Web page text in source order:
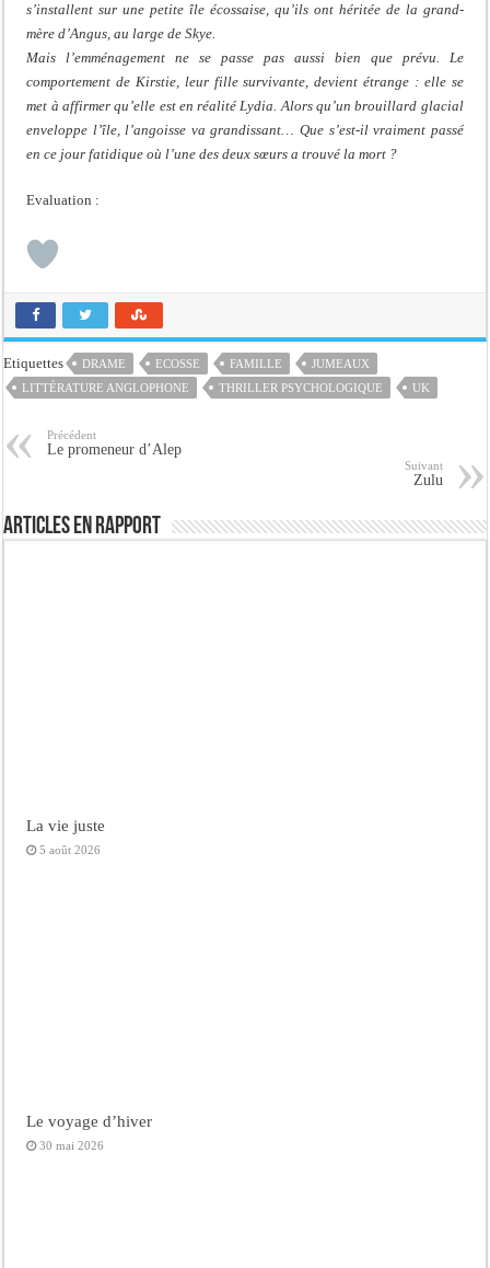
s’installent sur une petite île écossaise, qu’ils ont héritée de la grand-
mère d’Angus, au large de Skye.
Mais l’emménagement ne se passe pas aussi bien que prévu. Le
comportement de Kirstie, leur fille survivante, devient étrange : elle se
met à affirmer qu’elle est en réalité Lydia. Alors qu’un brouillard glacial
enveloppe l’île, l’angoisse va grandissant… Que s’est-il vraiment passé
en ce jour fatidique où l’une des deux sœurs a trouvé la mort ?
Evaluation :
Etiquettes DRAME ECOSSE FAMILLE
JUMEAUX
LITTÉRATURE ANGLOPHONE
THRILLER PSYCHOLOGIQUE UK
Précédent
Le promeneur d’Alep
Suivant
Zulu
Articles en rapport
La vie juste
5 août 2026
Le voyage d’hiver
30 mai 2026